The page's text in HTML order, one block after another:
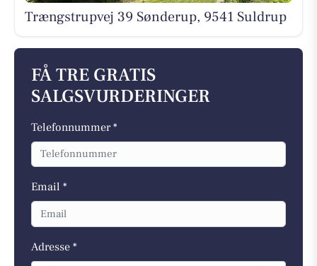
Trængstrupvej 39 Sønderup, 9541 Suldrup
FÅ TRE GRATIS
SALGSVURDERINGER
Telefonnummer *
Email *
Adresse *